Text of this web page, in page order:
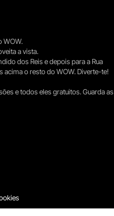
WOW.
a vista.
dos Reis e depois para a Rua
acima o resto do WOW. Diverte-te!
e todos eles gratuitos. Guarda as